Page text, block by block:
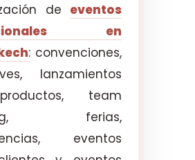
de eventos
en
: convenciones,
lanzamientos
team
ferias,
eventos